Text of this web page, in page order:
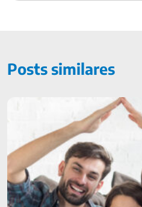
Posts similares
Seguro residencial: o que é, o